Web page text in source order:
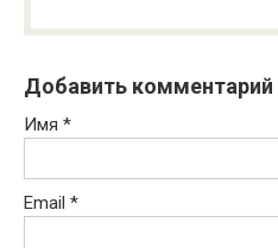
Добавить комментарий
Имя *
Email *